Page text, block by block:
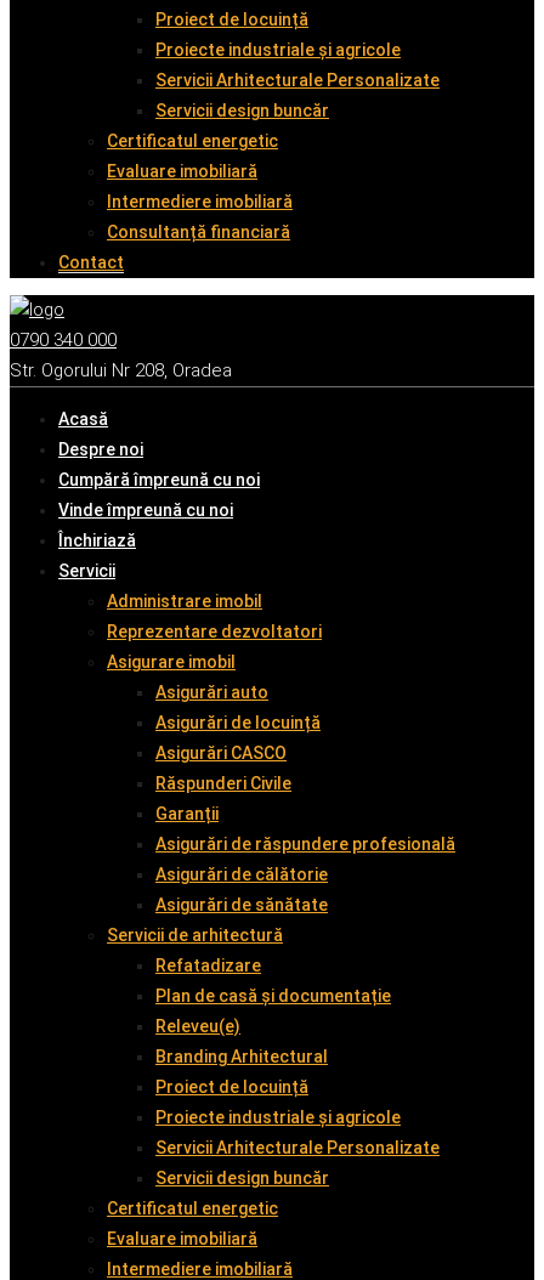
Proiect de locuință
Proiecte industriale și agricole
Servicii Arhitecturale Personalizate
Servicii design buncăr
Certificatul energetic
Evaluare imobiliară
Intermediere imobiliară
Consultanță financiară
Contact
0790 340 000
Str. Ogorului Nr 208, Oradea
Acasă
Despre noi
Cumpără împreună cu noi
Vinde împreună cu noi
Închiriază
Servicii
Administrare imobil
Reprezentare dezvoltatori
Asigurare imobil
Asigurări auto
Asigurări de locuință
Asigurări CASCO
Răspunderi Civile
Garanții
Asigurări de răspundere profesională
Asigurări de călătorie
Asigurări de sănătate
Servicii de arhitectură
Refatadizare
Plan de casă și documentație
Releveu(e)
Branding Arhitectural
Proiect de locuință
Proiecte industriale și agricole
Servicii Arhitecturale Personalizate
Servicii design buncăr
Certificatul energetic
Evaluare imobiliară
Intermediere imobiliară